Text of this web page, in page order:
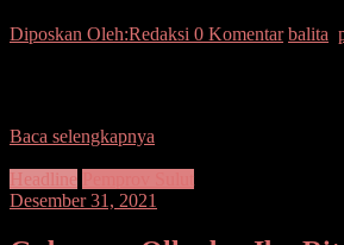
Diposkan Oleh:Redaksi 0 Komentar balita
Baca selengkapnya
Headline
Desember 31, 2021